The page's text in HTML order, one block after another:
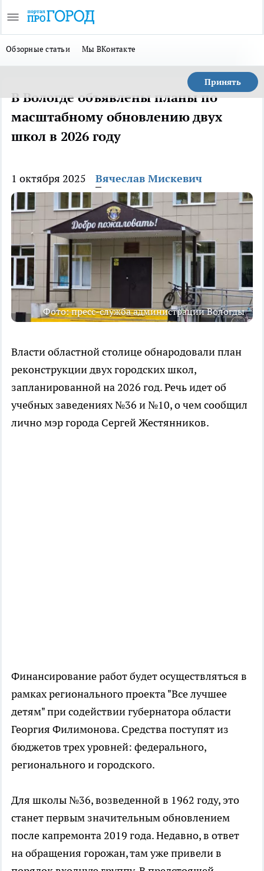
Обзорные статьи Мы ВКонтакте
Принять
В Вологде объявлены планы по
масштабному обновлению двух
школ в 2026 году
1 октября 2025 Вячеслав Мискевич
Фото: пресс-служба администрации Вологды
Власти областной столице обнародовали план
реконструкции двух городских школ,
запланированной на 2026 год. Речь идет об
учебных заведениях №36 и №10, о чем сообщил
лично мэр города Сергей Жестянников.
Финансирование работ будет осуществляться в
рамках регионального проекта "Все лучшее
детям" при содействии губернатора области
Георгия Филимонова. Средства поступят из
бюджетов трех уровней: федерального,
регионального и городского.
Для школы №36, возведенной в 1962 году, это
станет первым значительным обновлением
после капремонта 2019 года. Недавно, в ответ
на обращения горожан, там уже привели в